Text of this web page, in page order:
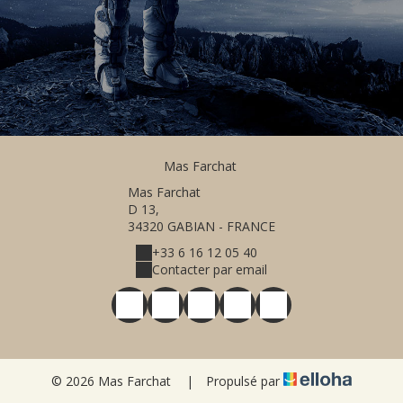
Mas Farchat
Mas Farchat
D 13,
34320 GABIAN - FRANCE
+33 6 16 12 05 40
Contacter par email
© 2026 Mas Farchat | Propulsé par